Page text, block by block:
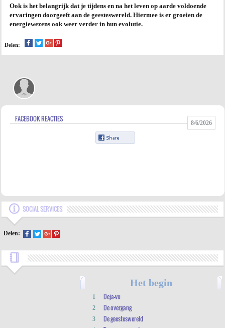
Ook is het belangrijk dat je tijdens en na het leven op aarde voldoende
ervaringen doorgeeft aan de geesteswereld. Hiermee is er groeien de
energiewezens ook weer verder in hun evolutie.
Delen:
FACEBOOK REACTIES 8/6/2026
SOCIAL SERVICES
Delen:
Het begin
1 Deja-vu
2 De overgang
3 De geesteswereld